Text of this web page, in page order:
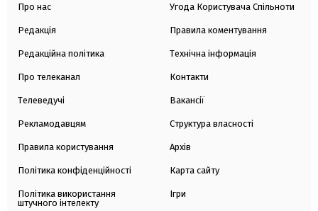
Про нас
Редакція
Редакційна політика
Про телеканал
Телеведучі
Рекламодавцям
Правила користування
Політика конфіденційності
Політика використання
штучного інтелекту
Угода Користувача Спільноти
Правила коментування
Технічна інформація
Контакти
Вакансії
Структура власності
Архів
Карта сайту
Ігри